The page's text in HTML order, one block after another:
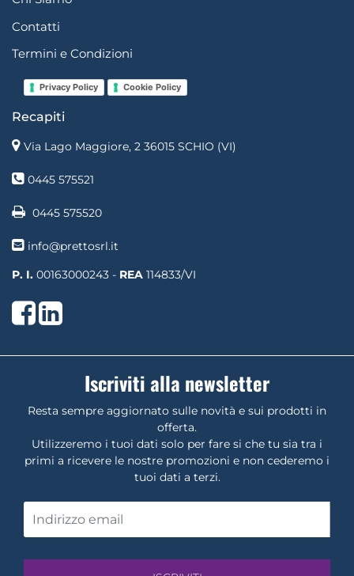
Contatti
Termini e Condizioni
Privacy Policy Cookie Policy
Recapiti
Via Lago Maggiore, 2 36015 SCHIO (VI)
0445 575521
0445 575520
info@prettosrl.it
P. I. 00163000243 - REA 114833/VI
Facebook
LinkedIn
Iscriviti alla newsletter
Resta sempre aggiornato sulle novità e sui prodotti in
offerta.
Utilizzeremo i tuoi dati solo per fare si che tu sia tra i
primi a ricevere le nostre promozioni e non cederemo i
tuoi dati a terzi.